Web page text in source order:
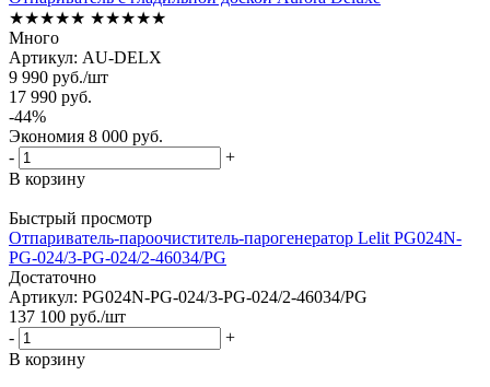
★★★★★ ★★★★★
Много
Артикул: AU-DELX
9 990 руб./шт
17 990 руб.
-44%
Экономия 8 000 руб.
-
+
В корзину
Быстрый просмотр
Отпариватель-пароочиститель-парогенератор Lelit PG024N-
PG-024/3-PG-024/2-46034/PG
Достаточно
Артикул: PG024N-PG-024/3-PG-024/2-46034/PG
137 100 руб./шт
-
+
В корзину